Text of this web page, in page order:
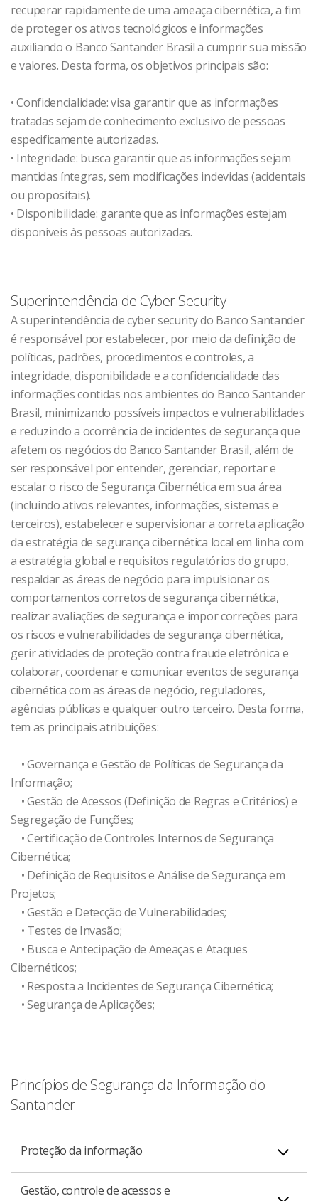
recuperar rapidamente de uma ameaça cibernética, a fim
de proteger os ativos tecnológicos e informações
auxiliando o Banco Santander Brasil a cumprir sua missão
e valores. Desta forma, os objetivos principais são:
• Confidencialidade: visa garantir que as informações
tratadas sejam de conhecimento exclusivo de pessoas
especificamente autorizadas.
• Integridade: busca garantir que as informações sejam
mantidas íntegras, sem modificações indevidas (acidentais
ou propositais).
• Disponibilidade: garante que as informações estejam
disponíveis às pessoas autorizadas.
Superintendência de Cyber Security
A superintendência de cyber security do Banco Santander
é responsável por estabelecer, por meio da definição de
políticas, padrões, procedimentos e controles, a
integridade, disponibilidade e a confidencialidade das
informações contidas nos ambientes do Banco Santander
Brasil, minimizando possíveis impactos e vulnerabilidades
e reduzindo a ocorrência de incidentes de segurança que
afetem os negócios do Banco Santander Brasil, além de
ser responsável por entender, gerenciar, reportar e
escalar o risco de Segurança Cibernética em sua área
(incluindo ativos relevantes, informações, sistemas e
terceiros), estabelecer e supervisionar a correta aplicação
da estratégia de segurança cibernética local em linha com
a estratégia global e requisitos regulatórios do grupo,
respaldar as áreas de negócio para impulsionar os
comportamentos corretos de segurança cibernética,
realizar avaliações de segurança e impor correções para
os riscos e vulnerabilidades de segurança cibernética,
gerir atividades de proteção contra fraude eletrônica e
colaborar, coordenar e comunicar eventos de segurança
cibernética com as áreas de negócio, reguladores,
agências públicas e qualquer outro terceiro. Desta forma,
tem as principais atribuições:
• Governança e Gestão de Políticas de Segurança da
Informação;
• Gestão de Acessos (Definição de Regras e Critérios) e
Segregação de Funções;
• Certificação de Controles Internos de Segurança
Cibernética;
• Definição de Requisitos e Análise de Segurança em
Projetos;
• Gestão e Detecção de Vulnerabilidades;
• Testes de Invasão;
• Busca e Antecipação de Ameaças e Ataques
Cibernéticos;
• Resposta a Incidentes de Segurança Cibernética;
• Segurança de Aplicações;
Princípios de Segurança da Informação do
Santander
Proteção da informação
É diretriz que independentemente da forma
Gestão, controle de acessos e